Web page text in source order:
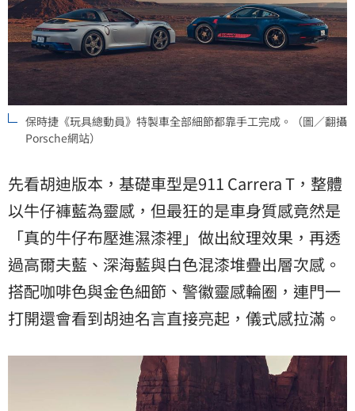
保時捷《玩具總動員》特製車全部細節都靠手工完成。（圖／翻攝
Porsche網站）
先看胡迪版本，基礎車型是911 Carrera T，整體
以牛仔褲藍為靈感，但最狂的是車身質感竟然是
「真的牛仔布壓進濕漆裡」做出紋理效果，再透
過高爾夫藍、深海藍與白色混漆堆疊出層次感。
搭配咖啡色與金色細節、警徽靈感輪圈，連門一
打開還會看到胡迪名言直接亮起，儀式感拉滿。